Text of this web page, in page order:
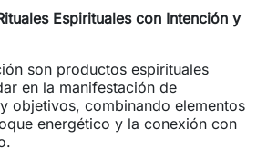
Espirituales con Intención y
son productos espirituales
en la manifestación de
objetivos, combinando elementos
energético y la conexión con